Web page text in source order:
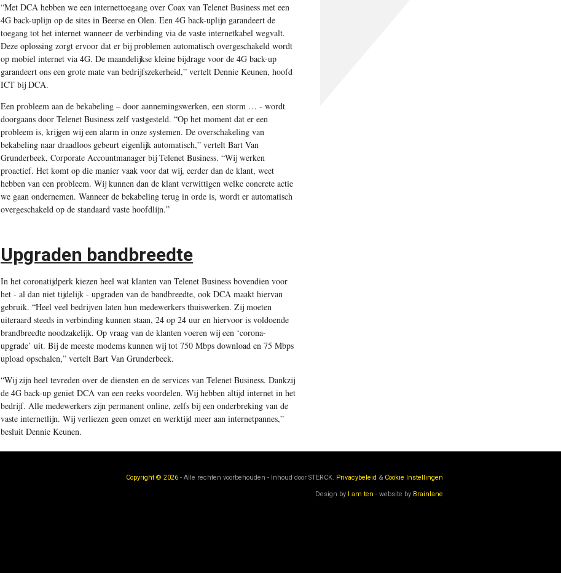
“Met DCA hebben we een internettoegang over Coax van Telenet Business met een
4G back-uplijn op de sites in Beerse en Olen. Een 4G back-uplijn garandeert de
toegang tot het internet wanneer de verbinding via de vaste internetkabel wegvalt.
Deze oplossing zorgt ervoor dat er bij problemen automatisch overgeschakeld wordt
op mobiel internet via 4G. De maandelijkse kleine bijdrage voor de 4G back-up
garandeert ons een grote mate van bedrijfszekerheid,” vertelt Dennie Keunen, hoofd
ICT bij DCA.
Een probleem aan de bekabeling – door aannemingswerken, een storm … - wordt
doorgaans door Telenet Business zelf vastgesteld. “Op het moment dat er een
probleem is, krijgen wij een alarm in onze systemen. De overschakeling van
bekabeling naar draadloos gebeurt eigenlijk automatisch,” vertelt Bart Van
Grunderbeek, Corporate Accountmanager bij Telenet Business. “Wij werken
proactief. Het komt op die manier vaak voor dat wij, eerder dan de klant, weet
hebben van een probleem. Wij kunnen dan de klant verwittigen welke concrete actie
we gaan ondernemen. Wanneer de bekabeling terug in orde is, wordt er automatisch
overgeschakeld op de standaard vaste hoofdlijn.”
Upgraden bandbreedte
In het coronatijdperk kiezen heel wat klanten van Telenet Business bovendien voor
het - al dan niet tijdelijk - upgraden van de bandbreedte, ook DCA maakt hiervan
gebruik. “Heel veel bedrijven laten hun medewerkers thuiswerken. Zij moeten
uiteraard steeds in verbinding kunnen staan, 24 op 24 uur en hiervoor is voldoende
brandbreedte noodzakelijk. Op vraag van de klanten voeren wij een ‘corona-
upgrade’ uit. Bij de meeste modems kunnen wij tot 750 Mbps download en 75 Mbps
upload opschalen,” vertelt Bart Van Grunderbeek.
“Wij zijn heel tevreden over de diensten en de services van Telenet Business. Dankzij
de 4G back-up geniet DCA van een reeks voordelen. Wij hebben altijd internet in het
bedrijf. Alle medewerkers zijn permanent online, zelfs bij een onderbreking van de
vaste internetlijn. Wij verliezen geen omzet en werktijd meer aan internetpannes,”
besluit Dennie Keunen.
Copyright © 2026- Alle rechten voorbehouden - Inhoud door STERCK. Privacybeleid & Cookie Instellingen
Design by I am ten - website by Brainlane